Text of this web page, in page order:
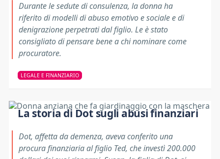
Durante le sedute di consulenza, la donna ha
riferito di modelli di abuso emotivo e sociale e di
denigrazione perpetrati dal figlio. Le è stato
consigliato di pensare bene a chi nominare come
procuratore.
LEGALE E FINANZIARIO
La storia di Dot sugli abusi finanziari
Dot, affetta da demenza, aveva conferito una
procura finanziaria al figlio Ted, che investì 200.000